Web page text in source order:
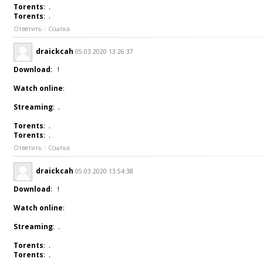
Torents: .
Torents: .
Ответить Ссылка
draickcah 05.03.2020 13:26:37
Download: !
Watch online:
Streaming: .
Torents: .
Torents: .
Ответить Ссылка
draickcah 05.03.2020 13:54:38
Download: !
Watch online:
Streaming: .
Torents: .
Torents: .